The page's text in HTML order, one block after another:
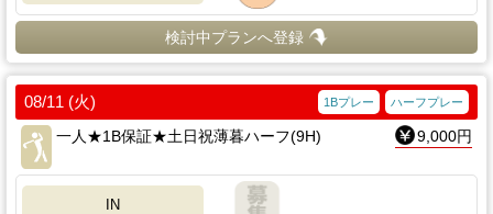
検討中プランへ登録
08/11 (火) ハーフプレー
1Bプレー
一人★1B保証★土日祝薄暮ハーフ(9H) 9,000円
IN